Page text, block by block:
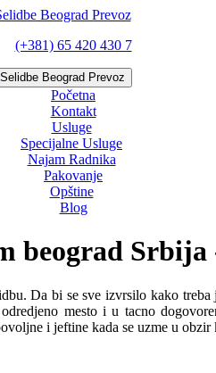
(+381) 65 420 430 7
Početna
Kontakt
Usluge
Specijalne Usluge
Najam Radnika
Pakovanje
Opštine
Blog
beograd Srbija
Da bi se sve izvrsilo kako
mesto i u tacno
i jeftine kada se uzme u obzir